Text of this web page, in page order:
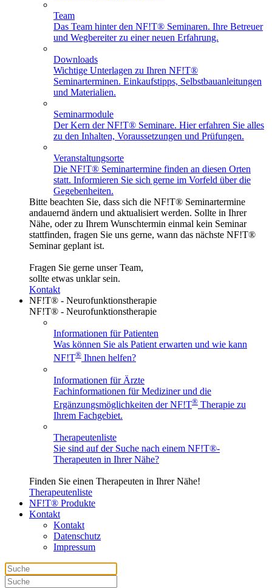
Team
Das Team hinter den NF!T® Seminaren. Ihre Betreuer
und Wegbereiter zu einer neuen Erfahrung.
Downloads
Wichtige Unterlagen zu Ihren NF!T®
Seminarterminen. Einkaufstipps, Selbstbauanleitungen
und Materialien.
Seminarmodule
Der Kern der NF!T® Seminare. Hier erfahren Sie alles
zu den Inhalten, Voraussetzungen und Prüfungen.
Veranstaltungsorte
Die NF!T® Seminartermine finden an diesen Orten
statt. Informieren Sie sich gerne im Vorfeld über die
Gegebenheiten.
Bitte beachten Sie, dass sich die NF!T® Seminartermine
andauernd ändern und aktualisiert werden. Sollte in Ihrer
Nähe, oder zu Ihrem Wunschtermin einmal kein Seminar
stattfinden, fragen Sie uns gerne, wann das nächste NF!T®
Seminar geplant ist.
Fragen Sie gerne unser Team,
sollte etwas unklar sein.
Kontakt
NF!T® - Neurofunktionstherapie
NF!T® - Neurofunktionstherapie
Informationen für Patienten
Was können Sie als Patient erwarten und wie kann
NF!T® Ihnen helfen?
Informationen für Ärzte
Fachinformationen für Mediziner und die
Ergänzungsmöglichkeiten der NF!T® Therapie zu
Ihrem Fachgebiet.
Therapeutenliste
Sie sind auf der Suche nach einem NF!T®-
Therapeuten in Ihrer Nähe?
Finden Sie einen Therapeuten in Ihrer Nähe!
Therapeutenliste
NF!T® Produkte
Kontakt
Kontakt
Datenschutz
Impressum